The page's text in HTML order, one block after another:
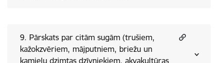
9. Pārskats par citām sugām (trušiem,
kažokzvēriem, mājputniem, briežu un
kamieļu dzimtas dzīvniekiem, akvakultūras